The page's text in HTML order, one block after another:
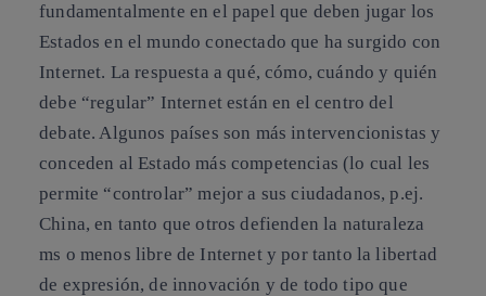
fundamentalmente en el papel que deben jugar los
Estados en el mundo conectado que ha surgido con
Internet. La respuesta a qué, cómo, cuándo y quién
debe “regular” Internet están en el centro del
debate. Algunos países son más intervencionistas y
conceden al Estado más competencias (lo cual les
permite “controlar” mejor a sus ciudadanos, p.ej.
China, en tanto que otros defienden la naturaleza
ms o menos libre de Internet y por tanto la libertad
de expresión, de innovación y de todo tipo que